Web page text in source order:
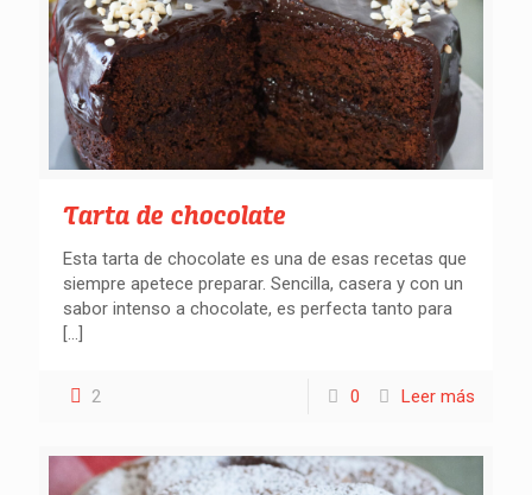
Tarta de chocolate
Esta tarta de chocolate es una de esas recetas que
siempre apetece preparar. Sencilla, casera y con un
sabor intenso a chocolate, es perfecta tanto para
[…]
2 0 Leer más